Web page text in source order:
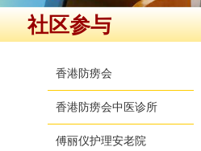
社区参与
香港防痨会
香港防痨会中医诊所
傅丽仪护理安老院